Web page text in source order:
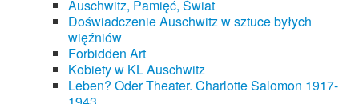
Auschwitz, Pamięć, Świat
Doświadczenie Auschwitz w sztuce byłych
więźniów
Forbidden Art
Kobiety w KL Auschwitz
Leben? Oder Theater. Charlotte Salomon 1917-